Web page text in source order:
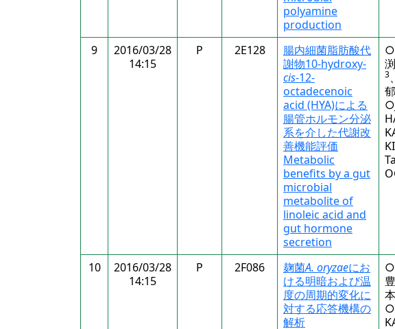
polyamine
production
9
2016/03/28
14:15
P 2E128
腸内細菌脂肪酸代
謝物10-hydroxy-
cis-12-
octadecenoic
acid (HYA)による
腸管ホルモン分泌
系を介した代謝改
善機能評価
Metabolic
benefits by a gut
microbial
metabolite of
linoleic acid and
gut hormone
secretion
○
3
10
2016/03/28
14:15
P 2F086 麹菌A. oryzaeにお
ける明暗および温
度の周期的変化に
対する応答機構の
解析
○
豊